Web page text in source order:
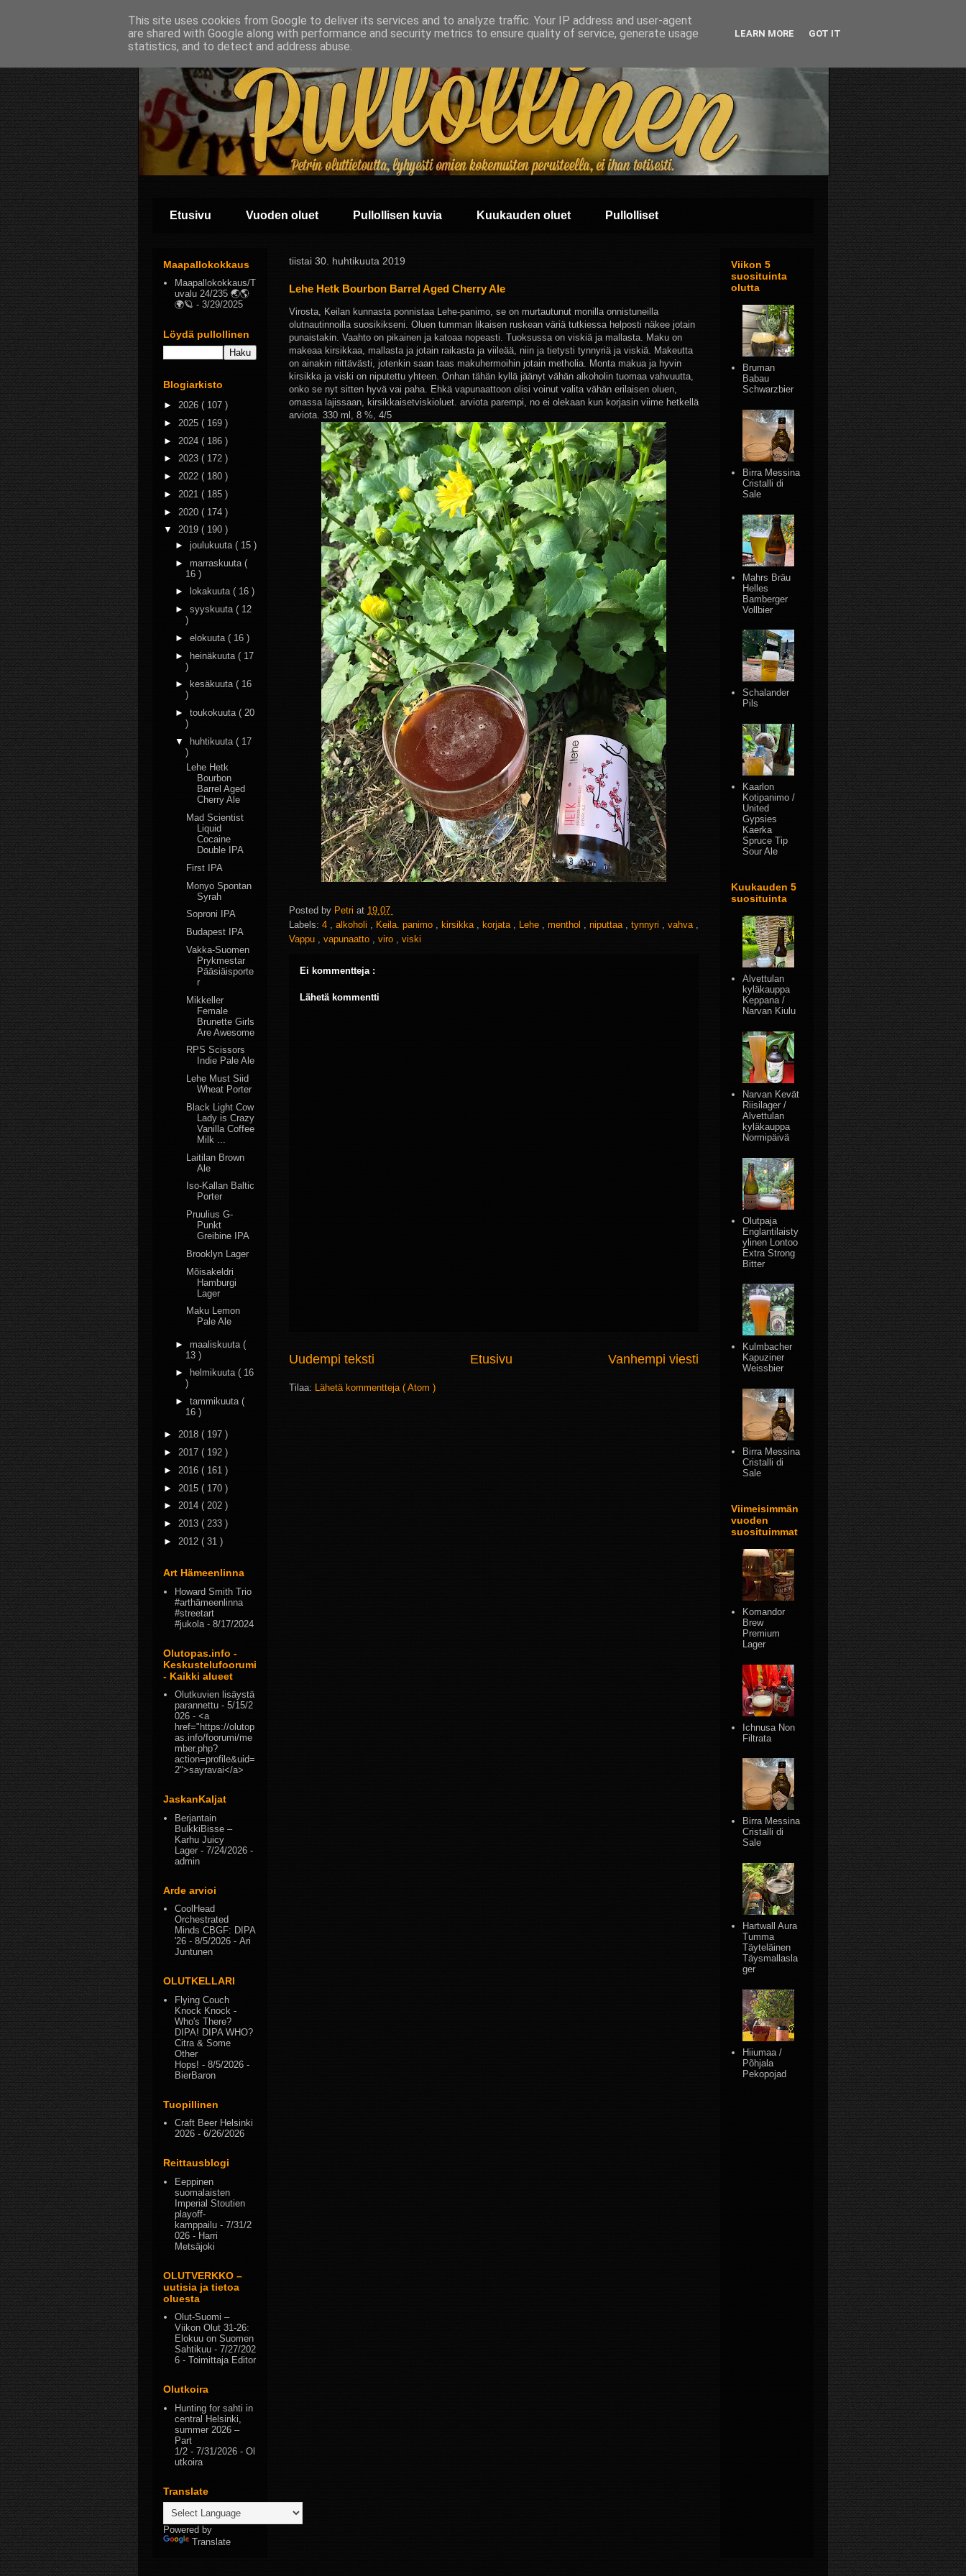
Etusivu Vuoden oluet Pullollisen kuvia Kuukauden oluet Pullolliset
tiistai 30. huhtikuuta 2019
Lehe Hetk Bourbon Barrel Aged Cherry Ale
Virosta, Keilan kunnasta ponnistaa Lehe-panimo, se on murtautunut monilla onnistuneilla
olutnautinnoilla suosikikseni. Oluen tumman likaisen ruskean väriä tutkiessa helposti näkee jotain
punaistakin. Vaahto on pikainen ja katoaa nopeasti. Tuoksussa on viskiä ja mallasta. Maku on
makeaa kirsikkaa, mallasta ja jotain raikasta ja viileää, niin ja tietysti tynnyriä ja viskiä. Makeutta
on ainakin riittävästi, jotenkin saan taas makuhermoihin jotain metholia. Monta makua ja hyvin
kirsikka ja viski on niputettu yhteen. Onhan tähän kyllä jäänyt vähän alkoholin tuomaa vahvuutta,
onko se nyt sitten hyvä vai paha. Ehkä vapunaattoon olisi voinut valita vähän erilaisen oluen,
omassa lajissaan, kirsikkaisetviskioluet. arviota parempi, no ei olekaan kun korjasin viime hetkellä
arviota. 330 ml, 8 %, 4/5
Posted by Petri at 19.07
Labels: 4 alkoholi Keila. panimo kirsikka korjata Lehe menthol niputtaa tynnyri vahva
Vappu
vapunaatto viro viski
Ei kommentteja :
Lähetä kommentti
Uudempi teksti Vanhempi viesti
Etusivu
Tilaa: Lähetä kommentteja ( Atom )
Maapallokokkaus
Maapallokokkaus/T
uvalu 24/235 🌏🌎
🌍🪐 - 3/29/2025
Löydä pullollinen
Blogiarkisto
► 2026 ( 107 )
► 2025 ( 169 )
► 2024 ( 186 )
► 2023 ( 172 )
► 2022 ( 180 )
► 2021 ( 185 )
► 2020 ( 174 )
▼ 2019 ( 190 )
► joulukuuta ( 15 )
► marraskuuta (
16 )
►
lokakuuta ( 16 )
► syyskuuta ( 12
)
► elokuuta ( 16 )
► heinäkuuta ( 17
)
►
kesäkuuta ( 16
)
► toukokuuta ( 20
)
▼
huhtikuuta ( 17
)
Lehe Hetk
Bourbon
Barrel Aged
Cherry Ale
Mad Scientist
Liquid
Cocaine
Double IPA
First IPA
Monyo Spontan
Syrah
Soproni IPA
Budapest IPA
Vakka-Suomen
Prykmestar
Pääsiäisporte
r
Mikkeller
Female
Brunette Girls
Are Awesome
RPS Scissors
Indie Pale Ale
Lehe Must Siid
Wheat Porter
Black Light Cow
Lady is Crazy
Vanilla Coffee
Milk ...
Laitilan Brown
Ale
Iso-Kallan Baltic
Porter
Pruulius G-
Punkt
Greibine IPA
Brooklyn Lager
Mõisakeldri
Hamburgi
Lager
Maku Lemon
Pale Ale
► maaliskuuta (
13 )
►
helmikuuta ( 16
)
► tammikuuta (
16 )
► 2018 ( 197 )
► 2017 ( 192 )
► 2016 ( 161 )
► 2015 ( 170 )
► 2014 ( 202 )
► 2013 ( 233 )
► 2012 ( 31 )
Art Hämeenlinna
Howard Smith Trio
#arthämeenlinna
#streetart
#jukola - 8/17/2024
Olutopas.info -
Keskustelufoorumi
- Kaikki alueet
Olutkuvien lisäystä
parannettu - 5/15/2
026 - <a
href="https://olutop
as.info/foorumi/me
mber.php?
action=profile&uid=
2">sayravai</a>
JaskanKaljat
Berjantain
BulkkiBisse –
Karhu Juicy
Lager - 7/24/2026 -
admin
Arde arvioi
CoolHead
Orchestrated
Minds CBGF: DIPA
'26 - 8/5/2026 - Ari
Juntunen
OLUTKELLARI
Flying Couch
Knock Knock -
Who's There?
DIPA! DIPA WHO?
Citra & Some
Other
Hops! - 8/5/2026 -
BierBaron
Tuopillinen
Craft Beer Helsinki
2026 - 6/26/2026
Reittausblogi
Eeppinen
suomalaisten
Imperial Stoutien
playoff-
kamppailu - 7/31/2
026 - Harri
Metsäjoki
OLUTVERKKO –
uutisia ja tietoa
oluesta
Olut-Suomi –
Viikon Olut 31-26:
Elokuu on Suomen
Sahtikuu - 7/27/202
6 - Toimittaja Editor
Olutkoira
Hunting for sahti in
central Helsinki,
summer 2026 –
Part
1/2 - 7/31/2026 - Ol
utkoira
Translate
Powered by
Translate
Viikon 5
suosituinta
olutta
Bruman
Babau
Schwarzbier
Birra Messina
Cristalli di
Sale
Mahrs Bräu
Helles
Bamberger
Vollbier
Schalander
Pils
Kaarlon
Kotipanimo /
United
Gypsies
Kaerka
Spruce Tip
Sour Ale
Kuukauden 5
suosituinta
Alvettulan
kyläkauppa
Keppana /
Narvan Kiulu
Narvan Kevät
Riisilager /
Alvettulan
kyläkauppa
Normipäivä
Olutpaja
Englantilaisty
ylinen Lontoo
Extra Strong
Bitter
Kulmbacher
Kapuziner
Weissbier
Birra Messina
Cristalli di
Sale
Viimeisimmän
vuoden
suosituimmat
Komandor
Brew
Premium
Lager
Ichnusa Non
Filtrata
Birra Messina
Cristalli di
Sale
Hartwall Aura
Tumma
Täyteläinen
Täysmallasla
ger
Hiiumaa /
Põhjala
Pekopojad
This site uses cookies from Google to deliver its services and to analyze traffic. Your IP address and user-agent
are shared with Google along with performance and security metrics to ensure quality of service, generate usage
statistics, and to detect and address abuse.
LEARN MORE GOT IT